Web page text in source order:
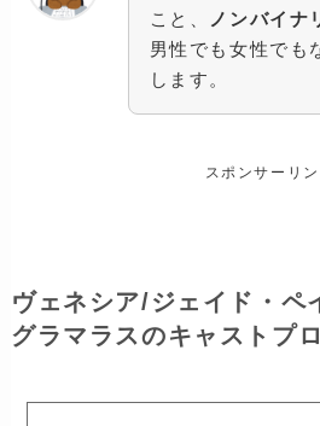
こと、
ノンバイナ
男性でも女性でも
します。
スポンサーリン
ヴェネシア/ジェイド・
グラマラスのキャストプ